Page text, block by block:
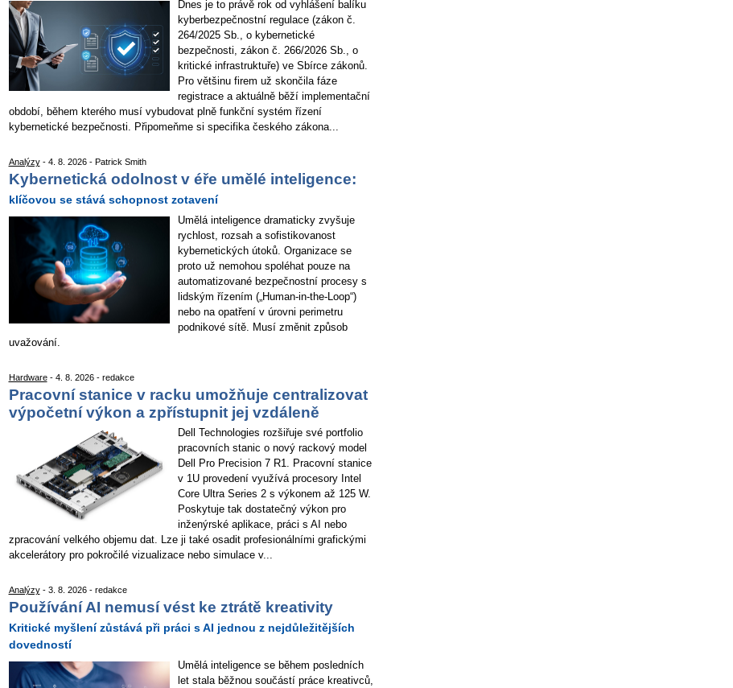
Dnes je to právě rok od vyhlášení balíku
kyberbezpečnostní regulace (zákon č.
264/2025 Sb., o kybernetické
bezpečnosti, zákon č. 266/2026 Sb., o
kritické infrastruktuře) ve Sbírce zákonů.
Pro většinu firem už skončila fáze
registrace a aktuálně běží implementační
období, během kterého musí vybudovat plně funkční systém řízení
kybernetické bezpečnosti. Připomeňme si specifika českého zákona...
Analýzy- 4. 8. 2026 - Patrick Smith
Kybernetická odolnost v éře umělé inteligence:
klíčovou se stává schopnost zotavení
Umělá inteligence dramaticky zvyšuje
rychlost, rozsah a sofistikovanost
kybernetických útoků. Organizace se
proto už nemohou spoléhat pouze na
automatizované bezpečnostní procesy s
lidským řízením („Human-in-the-Loop“)
nebo na opatření v úrovni perimetru
podnikové sítě. Musí změnit způsob
uvažování.
Hardware- 4. 8. 2026 - redakce
Pracovní stanice v racku umožňuje centralizovat
výpočetní výkon a zpřístupnit jej vzdáleně
Dell Technologies rozšiřuje své portfolio
pracovních stanic o nový rackový model
Dell Pro Precision 7 R1. Pracovní stanice
v 1U provedení využívá procesory Intel
Core Ultra Series 2 s výkonem až 125 W.
Poskytuje tak dostatečný výkon pro
inženýrské aplikace, práci s AI nebo
zpracování velkého objemu dat. Lze ji také osadit profesionálními grafickými
akcelerátory pro pokročilé vizualizace nebo simulace v...
Analýzy- 3. 8. 2026 - redakce
Používání AI nemusí vést ke ztrátě kreativity
Kritické myšlení zůstává při práci s AI jednou z nejdůležitějších
dovedností
Umělá inteligence se během posledních
let stala běžnou součástí práce kreativců,